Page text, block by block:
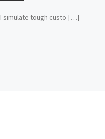
I simulate tough custo […]